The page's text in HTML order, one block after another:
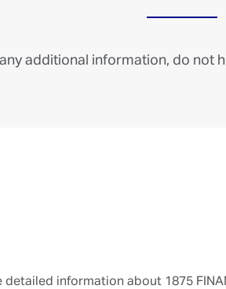
additional information, do not
information about 1875